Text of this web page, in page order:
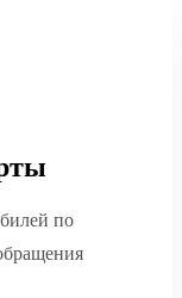
по